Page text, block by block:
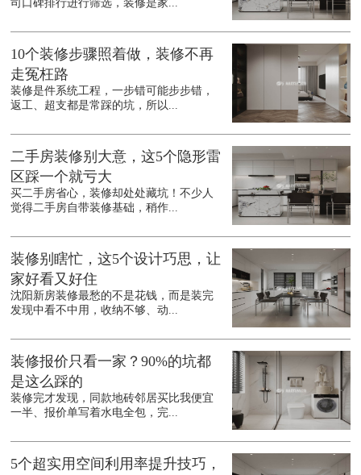
司口碑排行进行筛选，装修是家...
10个装修步骤照着做，装修不再
走冤枉路
装修是件系统工程，一步错可能步步错，
返工、超支都是常踩的坑，所以...
二手房装修别大意，这5个隐形雷
区踩一个就亏大
买二手房省心，装修却处处藏坑！不少人
觉得二手房自带装修基础，稍作...
装修别瞎忙，这5个设计巧思，让
家好看又好住
沈阳新房装修最愁的不是花钱，而是装完
发现中看不中用，收纳不够、动...
装修报价只看一家？90%的坑都
是这么踩的
装修完才发现，同款地砖邻居买比我便宜
一半、报价单写着水电全包，完...
5个超实用空间利用率提升技巧，